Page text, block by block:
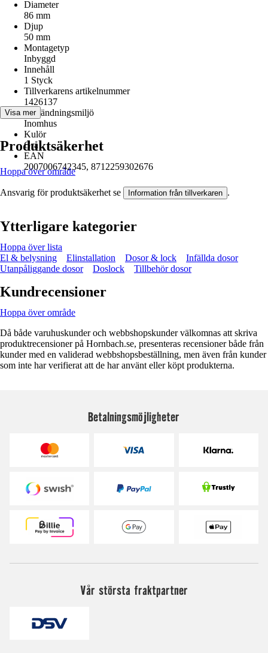
Diameter
86 mm
Djup
50 mm
Montagetyp
Inbyggd
Innehåll
1 Styck
Tillverkarens artikelnummer
1426137
Användningsmiljö
Inomhus
Kulör
Grå
EAN
2007006742345, 8712259302676
Visa mer
Produktsäkerhet
Hoppa över område
Ansvarig för produktsäkerhet se Information från tillverkaren .
Ytterligare kategorier
Hoppa över lista
El & belysning
Elinstallation Dosor & lock
Infällda dosor
Utanpåliggande dosor
Doslock Tillbehör dosor
Kundrecensioner
Hoppa över område
Då både varuhuskunder och webbshopskunder välkomnas att skriva
produktrecensioner på Hornbach.se, presenteras recensioner både från
kunder med en validerad webbshopsbeställning, men även från kunder
som inte har verifierat att de har använt eller köpt produkterna.
Betalningsmöjligheter
Vår största fraktpartner